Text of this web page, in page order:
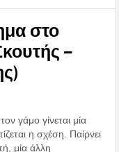
στο
–
γάμο γίνεται μία
η σχέση. Παίρνει
μία άλλη